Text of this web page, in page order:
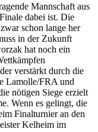
Mannschaft aus
dabei ist. Die
schon lange her
in der Zukunft
hat noch ein
verstärkt durch die
Lamolle/FRA und
nötigen Siege erzielt
Wenn es gelingt, die
Finalturnier an den
Kelheim im